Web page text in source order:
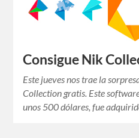
Consigue Nik
Este jueves nos trae la
Collection gratis. Este
unos 500 dólares, fue